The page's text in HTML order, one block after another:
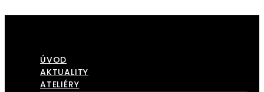
ÚVOD
AKTUALITY
ATELIÉRY